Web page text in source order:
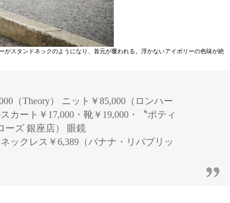
スタンドネックのようになり、首元が覆われる。浮かないアイボリーの色味が絶
（Theory） ニット￥85,000（ロンハー
カート￥17,000・靴￥19,000・〝ポティ
ーズ 銀座店） 眼鏡
ックレス￥6,389（バナナ・リパブリッ